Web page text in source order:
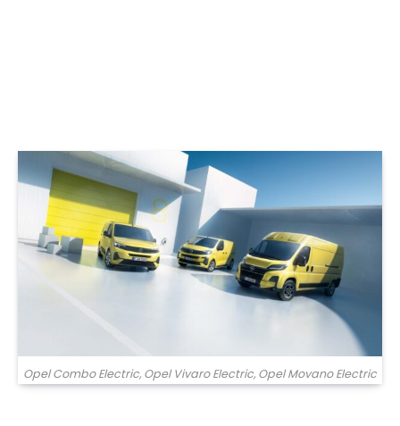
Opel Combo Electric, Opel Vivaro Electric, Opel Movano Electric